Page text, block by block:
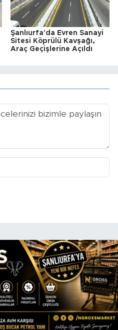
Şanlıurfa'da Evren Sanayi
Sitesi Köprülü Kavşağı,
Araç Geçişlerine Açıldı